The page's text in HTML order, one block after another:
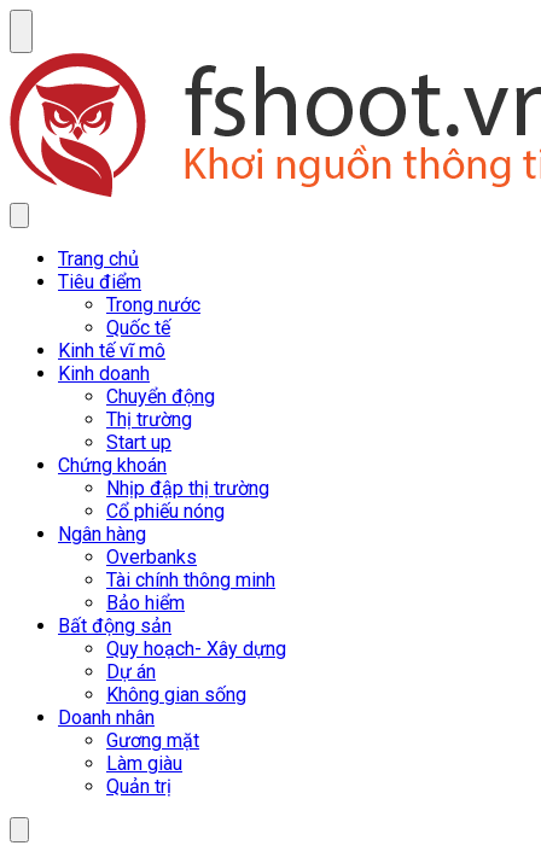
Trang chủ
Tiêu điểm
Trong nước
Quốc tế
Kinh tế vĩ mô
Kinh doanh
Chuyển động
Thị trường
Start up
Chứng khoán
Nhịp đập thị trường
Cổ phiếu nóng
Ngân hàng
Overbanks
Tài chính thông minh
Bảo hiểm
Bất động sản
Quy hoạch- Xây dựng
Dự án
Không gian sống
Doanh nhân
Gương mặt
Làm giàu
Quản trị